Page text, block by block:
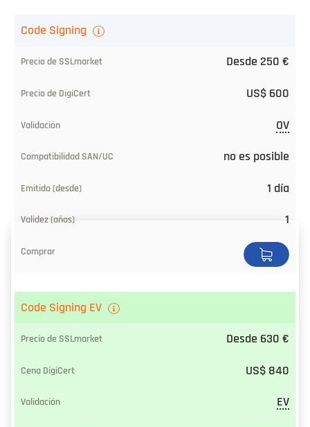
Code Signing
Desde 250 €
US$ 600
OV
no es posible
1 día
1
Code Signing EV
Desde 630 €
US$ 840
EV